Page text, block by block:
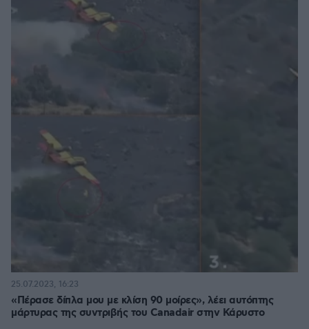
«Πέρασε δίπλα μου με κλίση 90 μοίρες», λέει αυτόπτης
μάρτυρας της συντριβής του Canadair στην Κάρυστο
25.07.2023, 16:23